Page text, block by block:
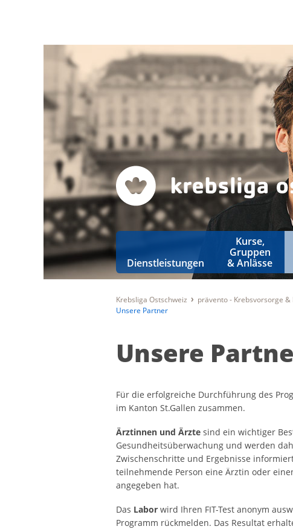
Dienstleistungen
Kurse,
Gruppen
& Anlässe
Krebsliga Ostschweiz prävento - Krebsvorsorge
Unsere Partner
Unsere
Für die erfolgreiche Durchführung des
im Kanton St.Gallen zusammen.
Ärztinnen und Ärzte sind ein wichtiger
Gesundheitsüberwachung und werden
Zwischenschritte und Ergebnisse
teilnehmende Person eine Ärztin oder
angegeben hat.
Das Labor wird Ihren FIT-Test anonym
Programm rückmelden. Das Resultat